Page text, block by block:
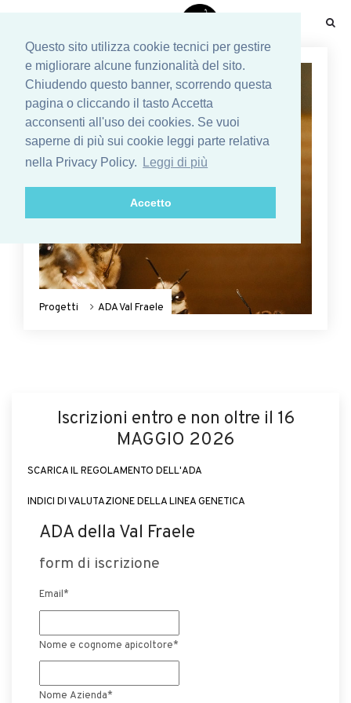
Questo sito utilizza cookie tecnici per gestire
e migliorare alcune funzionalità del sito.
Chiudendo questo banner, scorrendo questa
pagina o cliccando il tasto Accetta
acconsenti all'uso dei cookies. Se vuoi
saperne di più sui cookie leggi parte relativa
nella Privacy Policy.
Leggi di più
Accetto
Progetti ADA Val Fraele
Iscrizioni entro e non oltre il 16
MAGGIO 2026
SCARICA IL REGOLAMENTO DELL'ADA
INDICI DI VALUTAZIONE DELLA LINEA GENETICA
ADA della Val Fraele
form di iscrizione
Email*
Nome e cognome apicoltore*
Nome Azienda*